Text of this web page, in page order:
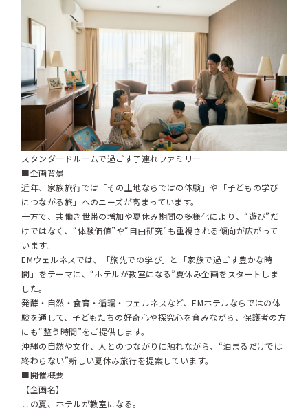
スタンダードルームで過ごす子連れファミリー
■企画背景
近年、家族旅行では「その土地ならではの体験」や「子どもの学び
につながる旅」へのニーズが高まっています。
一方で、共働き世帯の増加や夏休み期間の多様化により、“遊び”だ
けではなく、“体験価値”や“自由研究”も重視される傾向が広がって
います。
EMウェルネスでは、「旅先での学び」と「家族で過ごす豊かな時
間」をテーマに、“ホテルが教室になる”夏休み企画をスタートしま
した。
発酵・自然・食育・循環・ウェルネスなど、EMホテルならではの体
験を通して、子どもたちの好奇心や探究心を育みながら、保護者の方
にも“整う時間”をご提供します。
沖縄の自然や文化、人とのつながりに触れながら、“泊まるだけでは
終わらない”新しい夏休み旅行を提案しています。
■開催概要
【企画名】
この夏、ホテルが教室になる。